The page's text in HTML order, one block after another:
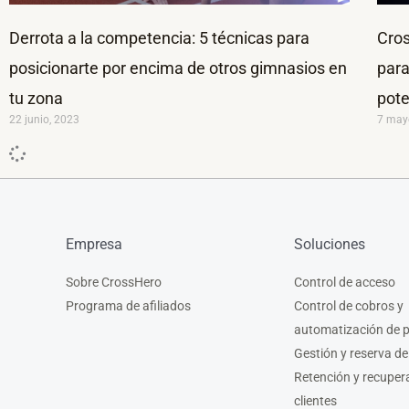
Derrota a la competencia: 5 técnicas para
posicionarte por encima de otros gimnasios en
tu zona
22 junio, 2023 7
Empresa
Sobre CrossHero
Programa de afiliados
Soluciones
Control de acceso
Control de cobros y
automatización de
Gestión y reserva
Retención y
clientes